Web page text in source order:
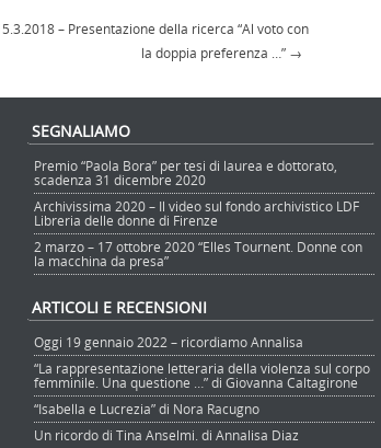
– Presentazione della ricerca “Al voto con
la doppia preferenza …” →
SEGNALIAMO
Premio “Paola Bora” per tesi di laurea e dottorato,
scadenza 31 dicembre 2020
Archivissima 2020 – Il video sul fondo archivistico LDF
Libreria delle donne di Firenze
2 marzo – 17 ottobre 2020 “Elles Tournent. Donne con
la macchina da presa”
ARTICOLI E RECENSIONI
Oggi 19 gennaio 2022 – ricordiamo Annalisa
“La rappresentazione letteraria della violenza sul corpo
femminile. Una questione …” di Giovanna Caltagirone
“Isabella e Lucrezia” di Nora Racugno
Un ricordo di Tina Anselmi. di Annalisa Diaz